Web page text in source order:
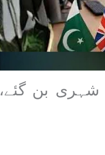
شہری بن گئے،